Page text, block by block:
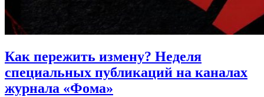
Как пережить измену? Неделя
специальных публикаций на каналах
журнала «Фома»